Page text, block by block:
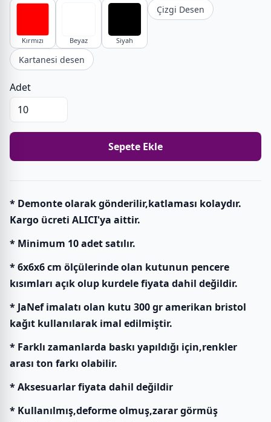
Kırmızı Beyaz Siyah
Çizgi Desen
Kartanesi desen
Adet
Sepete Ekle
* Demonte olarak gönderilir,katlaması kolaydır.
Kargo ücreti ALICI'ya aittir.
* Minimum 10 adet satılır.
* 6x6x6 cm ölçülerinde olan kutunun pencere
kısımları açık olup kurdele fiyata dahil değildir.
* JaNef imalatı olan kutu 300 gr amerikan bristol
kağıt kullanılarak imal edilmiştir.
* Farklı zamanlarda baskı yapıldığı için,renkler
arası ton farkı olabilir.
* Aksesuarlar fiyata dahil değildir
* Kullanılmış,deforme olmuş,zarar görmüş